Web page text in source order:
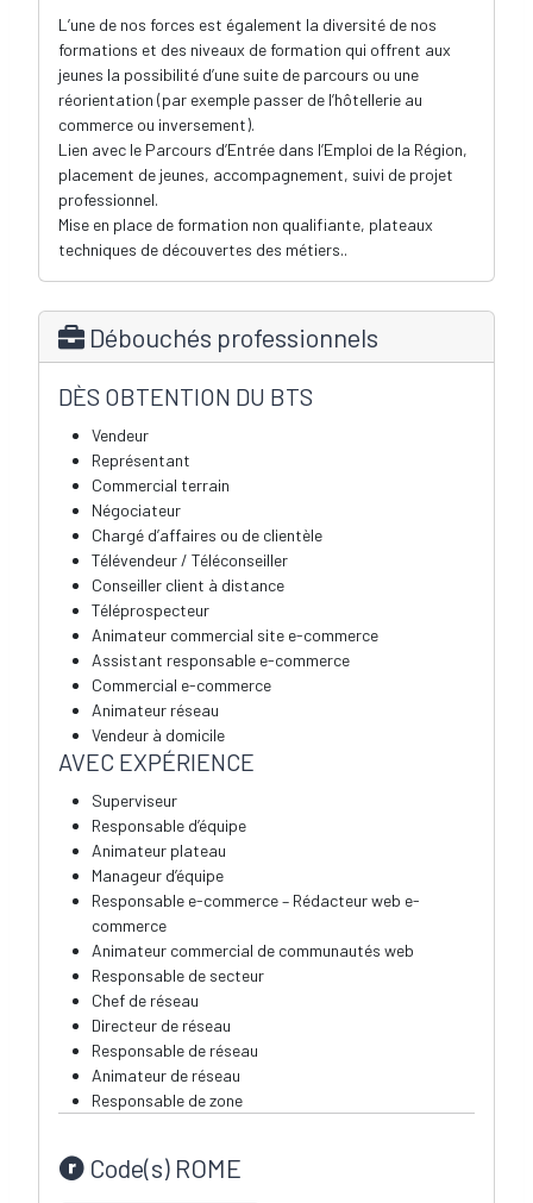
L’une de nos forces est également la diversité de nos
formations et des niveaux de formation qui offrent aux
jeunes la possibilité d’une suite de parcours ou une
réorientation (par exemple passer de l’hôtellerie au
commerce ou inversement).
Lien avec le Parcours d’Entrée dans l’Emploi de la Région,
placement de jeunes, accompagnement, suivi de projet
professionnel.
Mise en place de formation non qualifiante, plateaux
techniques de découvertes des métiers..
Débouchés professionnels
DÈS OBTENTION DU BTS
Vendeur
Représentant
Commercial terrain
Négociateur
Chargé d’affaires ou de clientèle
Télévendeur / Téléconseiller
Conseiller client à distance
Téléprospecteur
Animateur commercial site e-commerce
Assistant responsable e-commerce
Commercial e-commerce
Animateur réseau
Vendeur à domicile
AVEC EXPÉRIENCE
Superviseur
Responsable d’équipe
Animateur plateau
Manageur d’équipe
Responsable e-commerce – Rédacteur web e-
commerce
Animateur commercial de communautés web
Responsable de secteur
Chef de réseau
Directeur de réseau
Responsable de réseau
Animateur de réseau
Responsable de zone
Code(s) ROME